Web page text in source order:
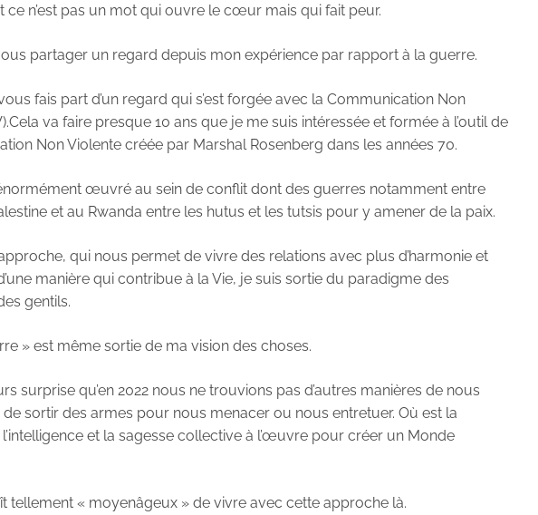
ce n’est pas un mot qui ouvre le cœur mais qui fait peur.
partager un regard depuis mon expérience par rapport à la guerre.
fais part d’un regard qui s’est forgée avec la Communication Non
va faire presque 10 ans que je me suis intéressée et formée à l’outil de
Non Violente créée par Marshal Rosenberg dans les années 70.
œuvré au sein de conflit dont des guerres notamment entre
et au Rwanda entre les hutus et les tutsis pour y amener de la paix.
qui nous permet de vivre des relations avec plus d’harmonie et
manière qui contribue à la Vie, je suis sortie du paradigme des
gentils.
» est même sortie de ma vision des choses.
surprise qu’en 2022 nous ne trouvions pas d’autres manières de nous
sortir des armes pour nous menacer ou nous entretuer. Où est la
et la sagesse collective à l’œuvre pour créer un Monde
tellement « moyenâgeux » de vivre avec cette approche là.